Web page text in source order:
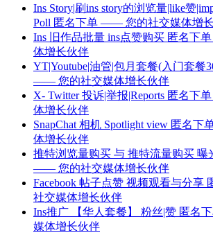
Ins Story|刷ins story的浏览量|like赞
Poll 匿名下单 —— 您的社交媒体增
Ins 旧作品批量 ins点赞购买 匿名下
体增长伙伴
YT|Youtube|油管|包月套餐(入门套餐
—— 您的社交媒体增长伙伴
X- Twitter 投诉|举报|Reports 匿名
体增长伙伴
SnapChat 相机 Spotlight view 匿名
体增长伙伴
推特浏览量购买 与 推特流量购买 曝
—— 您的社交媒体增长伙伴
Facebook 帖子点赞 视频观看与分
社交媒体增长伙伴
Ins推广 【华人套餐】 粉丝|赞 匿名
媒体增长伙伴